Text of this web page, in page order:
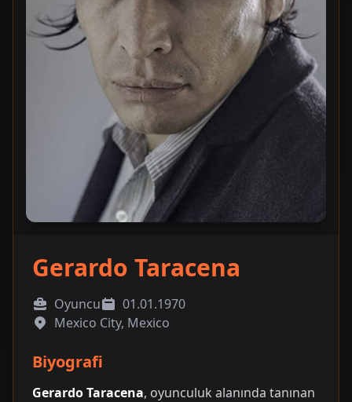
Gerardo Taracena
Oyuncu
01.01.1970
Mexico City, Mexico
Biyografi
Gerardo Taracena, oyunculuk alanında tanınan